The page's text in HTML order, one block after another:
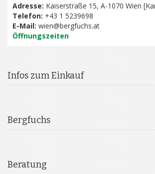
Adresse: Kaiserstraße 15, A-1070 Wien [
Telefon: +43 1 5239698
E-Mail: wien@bergfuchs.at
Öffnungszeiten
Infos zum Einkauf
Bergfuchs
Beratung